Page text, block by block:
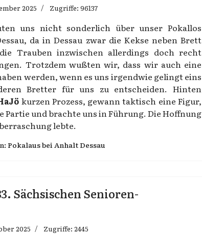
2025 Zugriffe: 96137
uns nicht sonderlich über unser Pokallos
da in Dessau zwar die Kekse neben Brett
Trauben inzwischen allerdings doch recht
Trotzdem wußten wir, dass wir auch eine
werden, wenn es uns irgendwie gelingt eins
Bretter für uns zu entscheiden. Hinten
kurzen Prozess, gewann taktisch eine Figur,
Partie und brachte uns in Führung. Die Hoffnung
lebte.
Pokalaus bei Anhalt Dessau
Sächsischen Senioren-
2025 Zugriffe: 2445